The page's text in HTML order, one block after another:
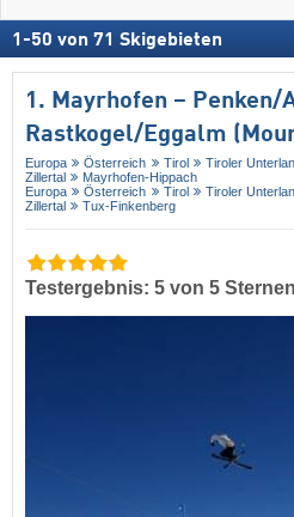
1 -50 von 71 Skigebieten
1. Mayrhofen – Penken/​
Rastkogel/​Eggalm
Europa Österreich Tirol Tiroler
Zillertal
Mayrhofen-Hippach
Europa
Österreich Tirol Tiroler
Zillertal
Tux-Finkenberg
Testergebnis: 5 von 5 Sternen